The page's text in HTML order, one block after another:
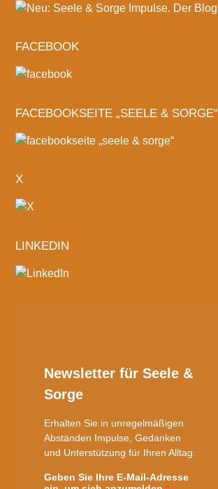
FACEBOOK
FACEBOOKSEITE „SEELE & SORGE“
X
LINKEDIN